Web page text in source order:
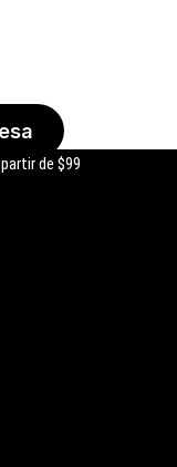
de $99